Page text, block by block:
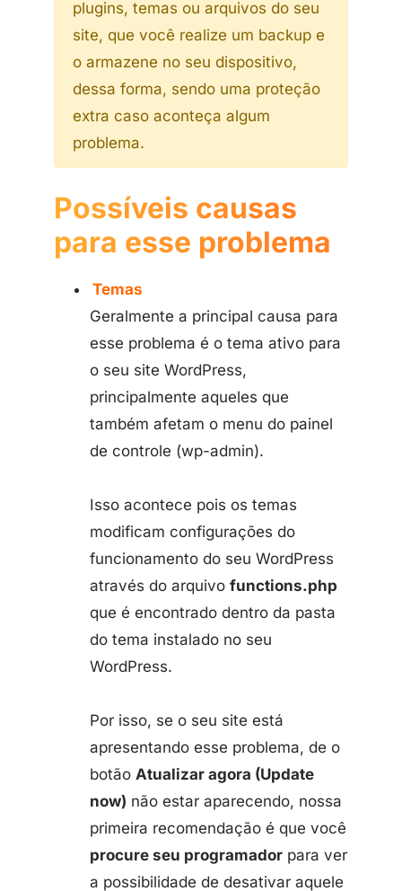
plugins, temas ou arquivos do seu
site, que você realize um backup e
o armazene no seu dispositivo,
dessa forma, sendo uma proteção
extra caso aconteça algum
problema.
Possíveis causas
para esse problema
Temas
Geralmente a principal causa para
esse problema é o tema ativo para
o seu site WordPress,
principalmente aqueles que
também afetam o menu do painel
de controle (wp-admin).
Isso acontece pois os temas
modificam configurações do
funcionamento do seu WordPress
através do arquivo functions.php
que é encontrado dentro da pasta
do tema instalado no seu
WordPress.
Por isso, se o seu site está
apresentando esse problema, de o
botão Atualizar agora (Update
now) não estar aparecendo, nossa
primeira recomendação é que você
procure seu programador para ver
a possibilidade de desativar aquele